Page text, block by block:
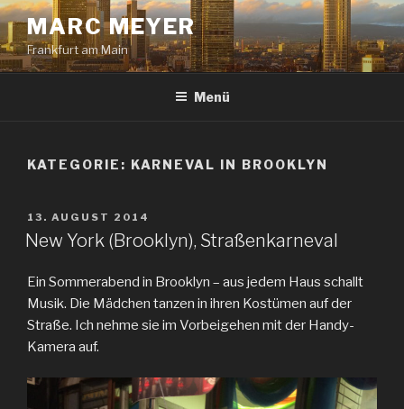
Zum
Inhalt
springen
MARC MEYER
Frankfurt am Main
Menü
KATEGORIE: KARNEVAL IN BROOKLYN
VERÖFFENTLICHT
AM
13. AUGUST 2014
New York (Brooklyn), Straßenkarneval
Ein Sommerabend in Brooklyn – aus jedem Haus schallt
Musik. Die Mädchen tanzen in ihren Kostümen auf der
Straße. Ich nehme sie im Vorbeigehen mit der Handy-
Kamera auf.